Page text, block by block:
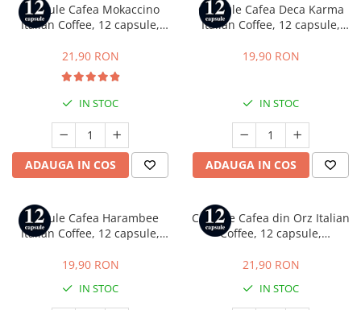
Capsule Cafea Mokaccino
Italian Coffee, 12 capsule,
Cafissimo, Caffitaly si Beanz
21,90 RON
IN STOC
ADAUGA IN COS
Capsule Cafea Deca Karma
Italian Coffee, 12 capsule,
Cafissimo, Caffitaly si Beanz
19,90 RON
IN STOC
ADAUGA IN COS
Capsule Cafea Harambee
Italian Coffee, 12 capsule,
Cafissimo, Caffitaly si Beanz
19,90 RON
IN STOC
Capsule Cafea din Orz Italian
Coffee, 12 capsule,
Cafissimo, Caffitaly si Beanz
21,90 RON
IN STOC